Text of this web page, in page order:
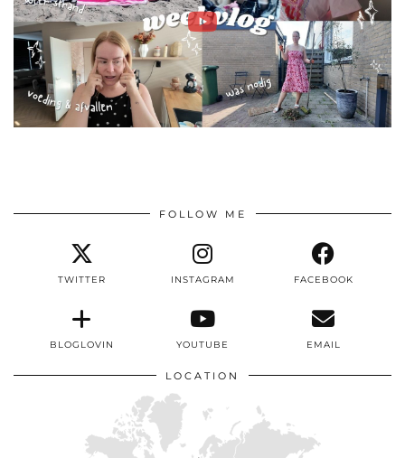
FOLLOW ME
TWITTER INSTAGRAM FACEBOOK
BLOGLOVIN YOUTUBE EMAIL
LOCATION